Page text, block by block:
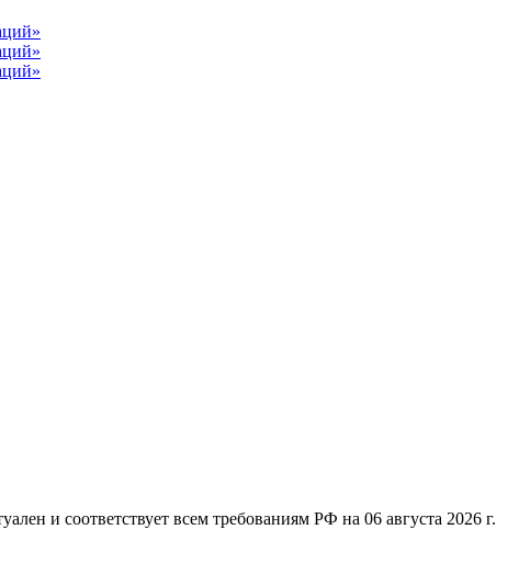
и соответствует всем требованиям РФ на 06 августа 2026 г.